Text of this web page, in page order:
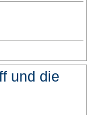
und die